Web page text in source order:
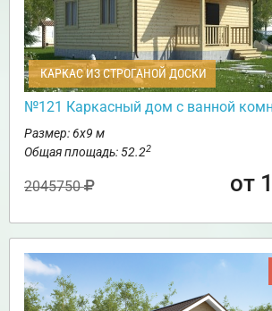
КАРКАС ИЗ СТРОГАНОЙ ДОСКИ
№121 Каркасный дом с ванной
Размер: 6х9 м
Общая площадь: 52.22
2045750 от